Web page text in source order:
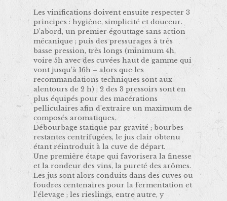
Les vinifications doivent ensuite respecter 3
principes : hygiène, simplicité et douceur.
D’abord, un premier égouttage sans action
mécanique ; puis des pressurages à très
basse pression, très longs (minimum 4h,
voire 5h avec des cuvées haut de gamme qui
vont jusqu’à 16h – alors que les
recommandations techniques sont aux
alentours de 2 h) ; 2 des 3 pressoirs sont en
plus équipés pour des macérations
pelliculaires afin d’extraire un maximum de
composés aromatiques.
Débourbage statique par gravité ; bourbes
restantes centrifugées, le jus clair obtenu
étant réintroduit à la cuve de départ.
Une première étape qui favorisera la finesse
et la rondeur des vins, la pureté des arômes.
Les jus sont alors conduits dans des cuves ou
foudres centenaires pour la fermentation et
l’élevage ; les rieslings, entre autre, y